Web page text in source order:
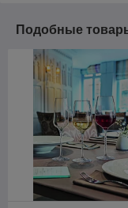
Подобные